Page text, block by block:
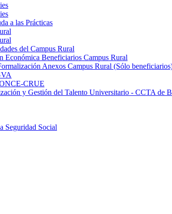
a las Prácticas
del Campus Rural
Económica Beneficiarios Campus Rural
Anexos Campus Rural (Sólo
CRUE
y Gestión del Talento Universitario - CCTA de
Seguridad Social